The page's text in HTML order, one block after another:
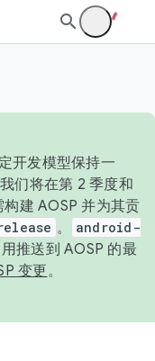
开发模型保持一
们将在第 2 季度和
建 AOSP 并为其贡
。
android-
推送到 AOSP 的最
变更。